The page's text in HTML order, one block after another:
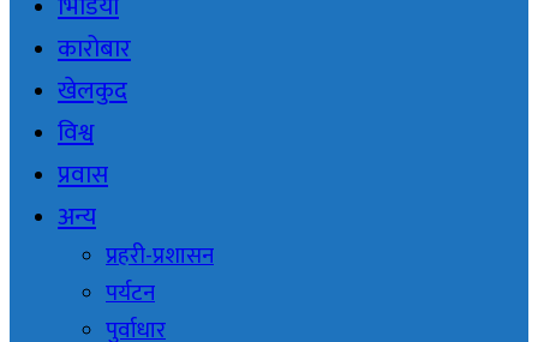
कारोबार
खेलकुद
विश्व
प्रवास
अन्य
प्रहरी-प्रशासन
पर्यटन
पुर्वाधार